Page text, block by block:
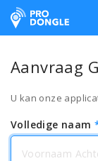
ProDongle
Aanvraag
U kan onze
Volledige naam